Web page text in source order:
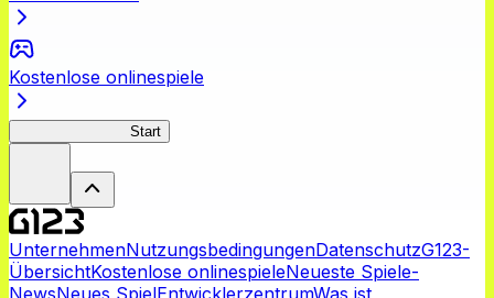
Kostenlose onlinespiele
Start
UnternehmenNutzungsbedingungenDatenschutzG123-
ÜbersichtKostenlose onlinespieleNeueste Spiele-
NewsNeues SpielEntwicklerzentrumWas ist